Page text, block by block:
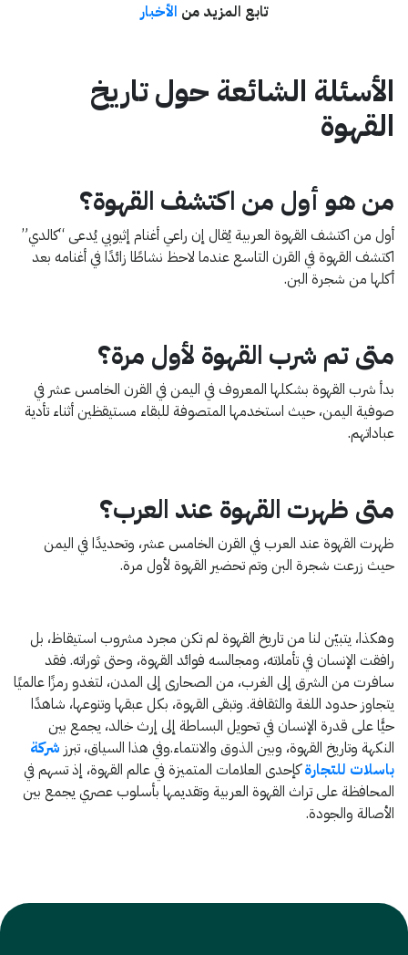
تابع المزيد من الأخبار
الأسئلة الشائعة حول تاريخ
القهوة
من هو أول من اكتشف القهوة؟
أول من اكتشف القهوة العربية يُقال إن راعي أغنام إثيوبي يُدعى “كالدي”
اكتشف القهوة في القرن التاسع عندما لاحظ نشاطًا زائدًا في أغنامه بعد
أكلها من شجرة البن.
متى تم شرب القهوة لأول مرة؟
بدأ شرب القهوة بشكلها المعروف في اليمن في القرن الخامس عشر في
صوفية اليمن، حيث استخدمها المتصوفة للبقاء مستيقظين أثناء تأدية
عباداتهم.
متى ظهرت القهوة عند العرب؟
ظهرت القهوة عند العرب في القرن الخامس عشر، وتحديدًا في اليمن
حيث زرعت شجرة البن وتم تحضير القهوة لأول مرة.
وهكذا، يتبيّن لنا من تاريخ القهوة لم تكن مجرد مشروب استيقاظ، بل
رافقت الإنسان في تأملاته، ومجالسه فوائد القهوة، وحتى ثوراته. فقد
سافرت من الشرق إلى الغرب، من الصحارى إلى المدن، لتغدو رمزًا عالميًا
يتجاوز حدود اللغة والثقافة. وتبقى القهوة، بكل عبقها وتنوعها، شاهدًا
حيًّا على قدرة الإنسان في تحويل البساطة إلى إرث خالد، يجمع بين
النكهة وتاريخ القهوة، وبين الذوق والانتماء.وفي هذا السياق، تبرز شركة
باسلات للتجارةكإحدى العلامات المتميزة في عالم القهوة، إذ تسهم في
المحافظة على تراث القهوة العربية وتقديمها بأسلوب عصري يجمع بين
الأصالة والجودة.